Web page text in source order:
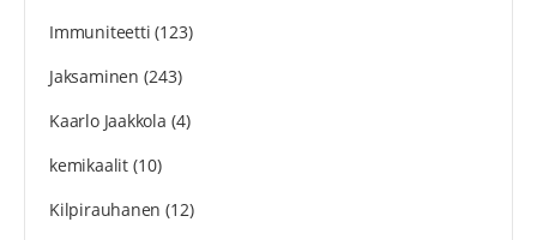
Immuniteetti (123)
Jaksaminen (243)
Kaarlo Jaakkola (4)
kemikaalit(10)
Kilpirauhanen (12)